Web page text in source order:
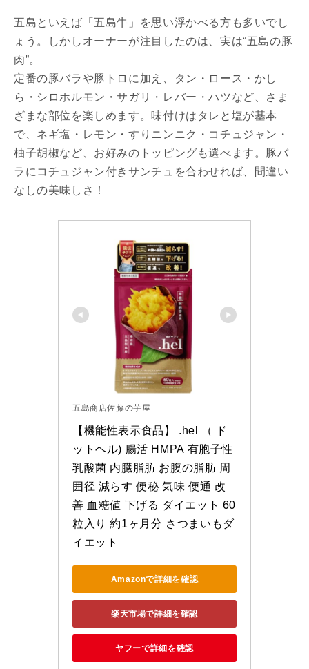
五島といえば「五島牛」を思い浮かべる方も多いでし
ょう。しかしオーナーが注目したのは、実は“五島の豚
肉”。
定番の豚バラや豚トロに加え、タン・ロース・かし
ら・シロホルモン・サガリ・レバー・ハツなど、さま
ざまな部位を楽しめます。味付けはタレと塩が基本
で、ネギ塩・レモン・すりニンニク・コチュジャン・
柚子胡椒など、お好みのトッピングも選べます。豚バ
ラにコチュジャン付きサンチュを合わせれば、間違い
なしの美味しさ！
五島商店佐藤の芋屋
【機能性表示食品】 .hel （ ド
ットヘル) 腸活 HMPA 有胞子性
乳酸菌 内臓脂肪 お腹の脂肪 周
囲径 減らす 便秘 気味 便通 改
善 血糖値 下げる ダイエット 60
粒入り 約1ヶ月分 さつまいもダ
イエット
Amazonで詳細を確認
楽天市場で詳細を確認
ヤフーで詳細を確認